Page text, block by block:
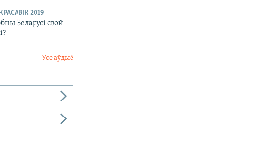
2019
Беларусі свой
Усе аўдыё